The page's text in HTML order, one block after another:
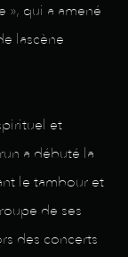
», qui a amené
lascène
et
a débuté la
le tambour et
de ses
des concerts